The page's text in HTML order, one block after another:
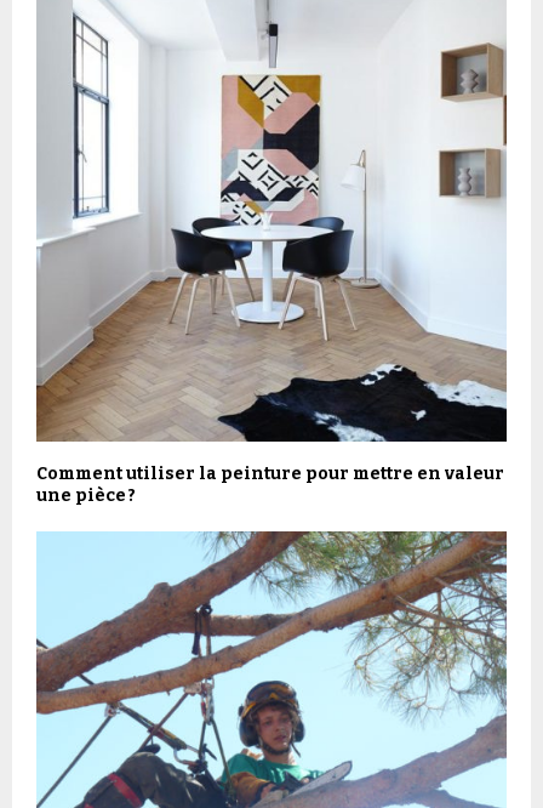
Comment utiliser la peinture pour mettre en valeur
une pièce ?